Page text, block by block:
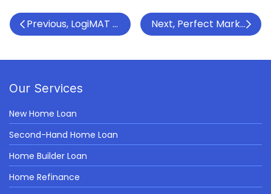
Previous, LogiMAT Southeast Asia 2025 is back!
Next, Perfect Marketing
Our Services
New Home Loan
Second-Hand Home Loan
Home Builder Loan
Home Refinance